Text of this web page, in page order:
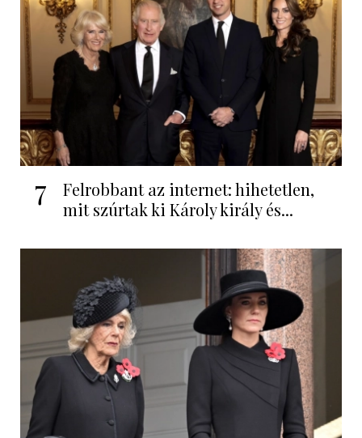
7
Felrobbant az internet: hihetetlen,
mit szúrtak ki Károly király és...